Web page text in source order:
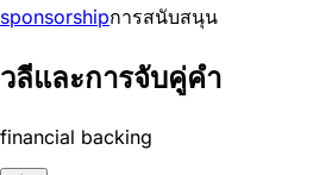
sponsorshipการสนับสนุน
วลีและการจับคู่คำ
financial backing